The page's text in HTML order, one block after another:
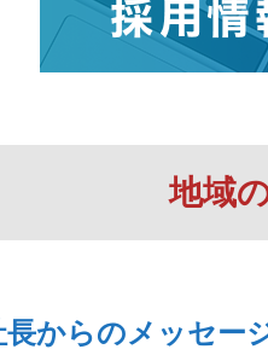
地域
長からのメッセー